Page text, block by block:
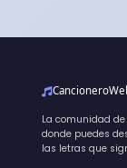
La comunidad
donde puedes
las letras que